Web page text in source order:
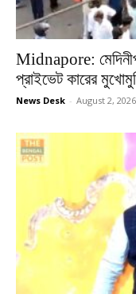
Midnapore:
প্রাইভেট কারের
News Desk - August 2,